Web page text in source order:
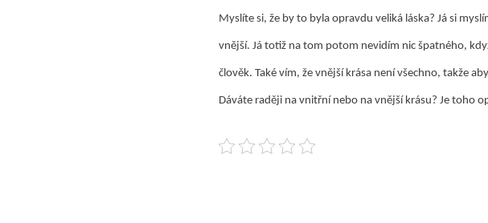
Myslíte si, že by to byla opravdu veliká láska? Já si
vnější. Já totiž na tom potom nevidím nic špatného,
člověk. Také vím, že vnější krása není všechno, takže
Dáváte raději na vnitřní nebo na vnější krásu? Je toho